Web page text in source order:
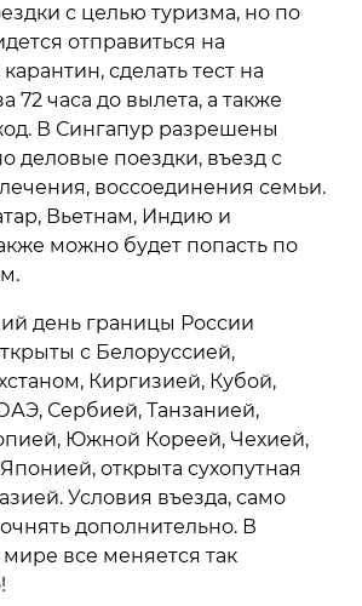
с целью туризма, но по
отправиться на
сделать тест на
72 часа до вылета, а также
В Сингапур разрешены
деловые поездки, въезд с
воссоединения семьи.
Вьетнам, Индию и
можно будет попасть по
день границы России
с Белоруссией,
Киргизией, Кубой,
Сербией, Танзанией,
Южной Кореей, Чехией,
открыта сухопутная
Условия въезда, само
дополнительно. В
все меняется так